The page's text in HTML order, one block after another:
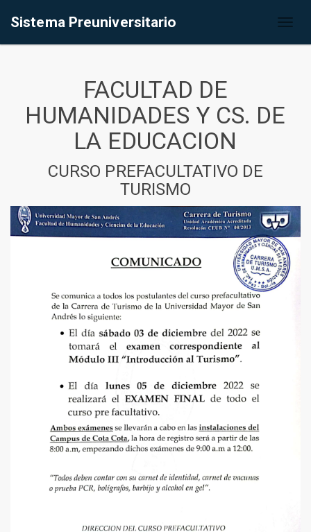
Sistema Preuniversitario
FACULTAD DE
HUMANIDADES Y CS. DE
LA EDUCACION
CURSO PREFACULTATIVO DE
TURISMO